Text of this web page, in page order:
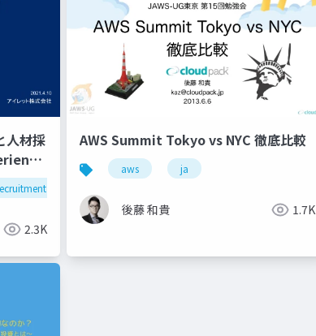
人材採
2.3K
AWS Summit Tokyo vs NYC 徹底比較
aws ja
後藤 和貴 1.7K